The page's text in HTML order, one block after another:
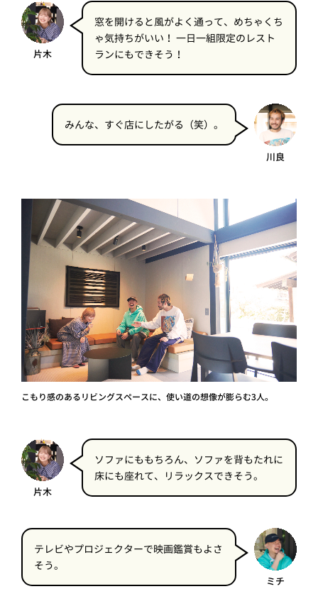
片木
窓を開けると風がよく通って、めちゃくち
ゃ気持ちがいい！ 一日一組限定のレスト
ランにもできそう！
川良
みんな、すぐ店にしたがる（笑）。
こもり感のあるリビングスペースに、使い道の想像が膨らむ3人。
片木
ソファにももちろん、ソファを背もたれに
床にも座れて、リラックスできそう。
ミチ
テレビやプロジェクターで映画鑑賞もよさ
そう。